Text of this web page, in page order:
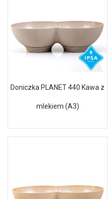
Doniczka PLANET 440 Kawa z
mlekiem (A3)